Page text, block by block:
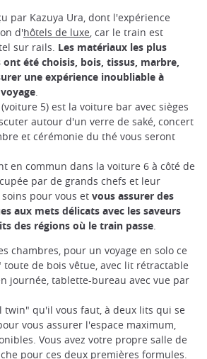
par Kazuya Ura, dont l'expérience
d'hôtels de luxe, car le train est
sur rails. Les matériaux les plus
été choisis, bois, tissus, marbre,
une expérience inoubliable à
.
5) est la voiture bar avec sièges
autour d'un verre de saké, concert
et cérémonie du thé vous seront
en commun dans la voiture 6 à côté de
par de grands chefs et leur
pour vous et vous assurer des
aux mets délicats avec les saveurs
des régions où le train passe.
chambres, pour un voyage en solo ce
toute de bois vêtue, avec lit rétractable
journée, tablette-bureau avec vue par
twin" qu'il vous faut, à deux lits qui se
vous assurer l'espace maximum,
Vous avez votre propre salle de
pour ces deux premières formules.